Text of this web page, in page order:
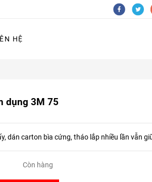
HỆ
dụng 3M 75
dán carton bìa cứng, tháo lắp nhiều lần vẫn
Còn hàng